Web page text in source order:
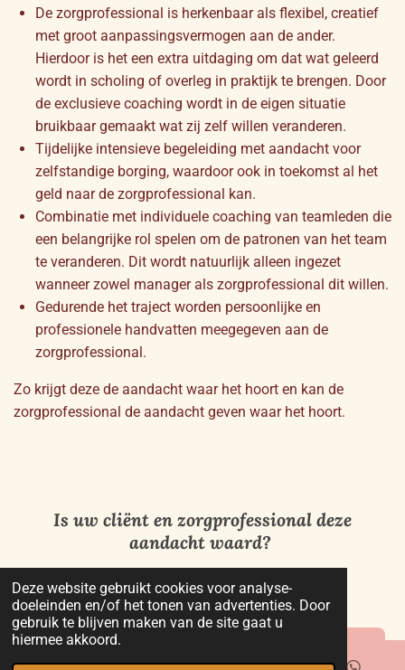
Deze website gebruikt cookies voor analyse-
doeleinden en/of het tonen van advertenties. Door
gebruik te blijven maken van de site gaat u
hiermee akkoord.
De zorgprofessional is herkenbaar als flexibel, creatief
met groot aanpassingsvermogen aan de ander.
Hierdoor is het een extra uitdaging om dat wat geleerd
wordt in scholing of overleg in praktijk te brengen. Door
de exclusieve coaching wordt in de eigen situatie
bruikbaar gemaakt wat zij zelf willen veranderen.
Tijdelijke intensieve begeleiding met aandacht voor
zelfstandige borging, waardoor ook in toekomst al het
geld naar de zorgprofessional kan.
Combinatie met individuele coaching van teamleden die
een belangrijke rol spelen om de patronen van het team
te veranderen. Dit wordt natuurlijk alleen ingezet
wanneer zowel manager als zorgprofessional dit willen.
Gedurende het traject worden persoonlijke en
professionele handvatten meegegeven aan de
zorgprofessional.
Zo krijgt deze de aandacht waar het hoort en kan de
zorgprofessional de aandacht geven waar het hoort.
Is uw cliënt en zorgprofessional deze
aandacht waard?
Ja, ik wil een gratis adviesgesprek aanvragen